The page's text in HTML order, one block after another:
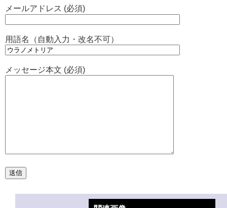
メールアドレス (必須)
用語名（自動入力・改名不可）
メッセージ本文 (必須)